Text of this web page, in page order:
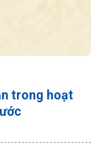
trong hoạt